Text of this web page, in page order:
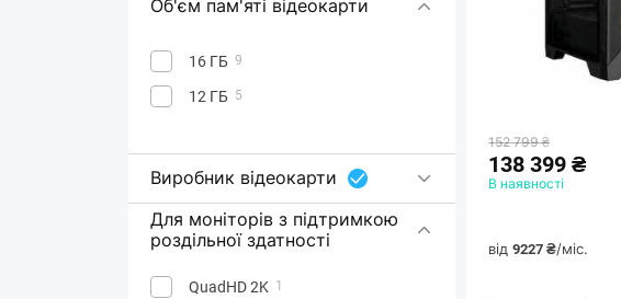
Об'єм пам'яті відеокарти
16 ГБ 9
12 ГБ 5
Виробник відеокарти
Для моніторів з підтримкою
роздільної здатності
QuadHD 2K 1
152 799 ₴
138 399 ₴
В наявності
від 9227 ₴/міс.